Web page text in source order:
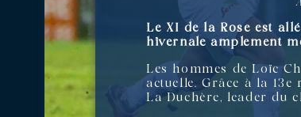
Le XI de la Rose est
hivernale amplement
Les hommes de Loïc
actuelle. Grâce à la
La Duchère, leader du